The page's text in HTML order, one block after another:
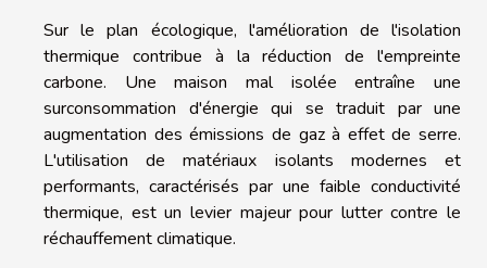
Sur le plan écologique, l'amélioration de l'isolation
thermique contribue à la réduction de l'empreinte
carbone. Une maison mal isolée entraîne une
surconsommation d'énergie qui se traduit par une
augmentation des émissions de gaz à effet de serre.
L'utilisation de matériaux isolants modernes et
performants, caractérisés par une faible conductivité
thermique, est un levier majeur pour lutter contre le
réchauffement climatique.